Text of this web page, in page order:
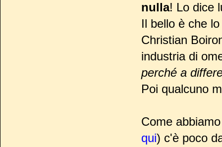
nulla! Lo dice
Il bello è che
Christian
industria di
perché a
Poi qualcuno
Come
qui) c'è poco